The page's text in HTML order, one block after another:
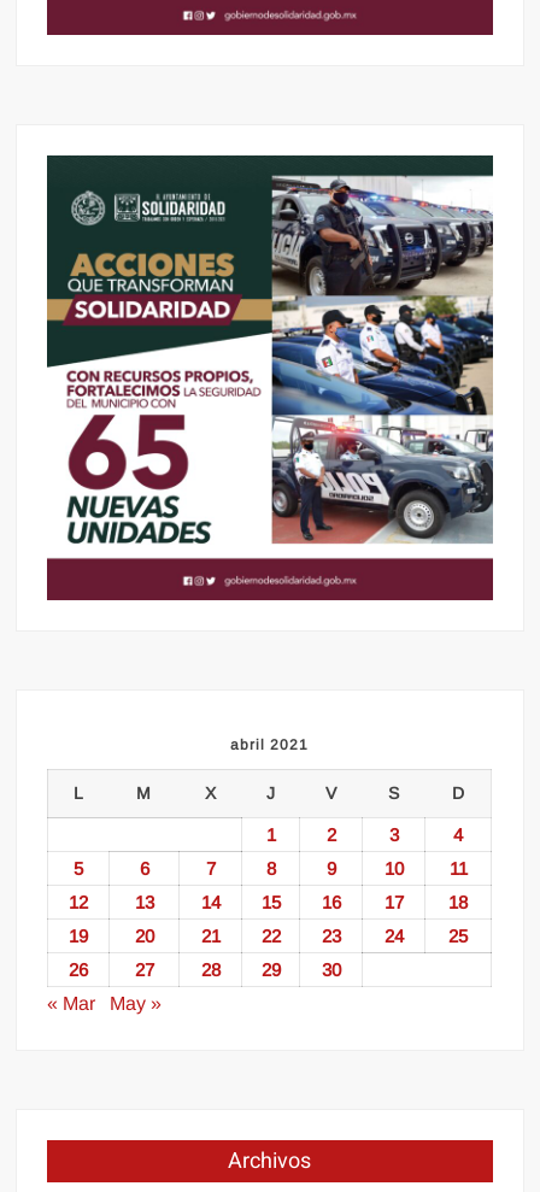
abril 2021
L M X J V S D
1 2 3
4
5
6 7 8 9 10
11
12
13 14 15 16 17
18
19
20 21 22 23 24
25
26
27 28 29
30
« Mar
May »
Archivos